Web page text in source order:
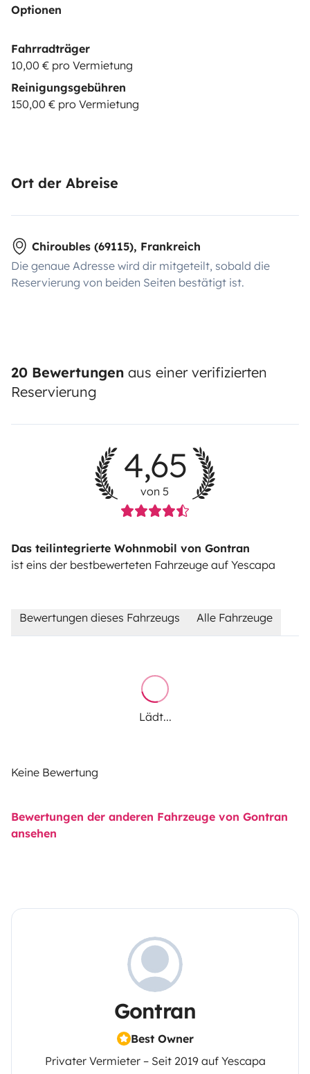
Optionen
Fahrradträger
10,00 € pro Vermietung
Reinigungsgebühren
150,00 € pro Vermietung
Ort der Abreise
Chiroubles (69115), Frankreich
Die genaue Adresse wird dir mitgeteilt, sobald die
Reservierung von beiden Seiten bestätigt ist.
20 Bewertungen aus einer verifizierten
Reservierung
4,65
von 5
Das teilintegrierte Wohnmobil von Gontran
ist eins der bestbewerteten Fahrzeuge auf Yescapa
Bewertungen dieses Fahrzeugs Alle Fahrzeuge
Lädt...
Keine Bewertung
Bewertungen der anderen Fahrzeuge von Gontran
ansehen
Gontran
Best Owner
Privater Vermieter – Seit 2019 auf Yescapa